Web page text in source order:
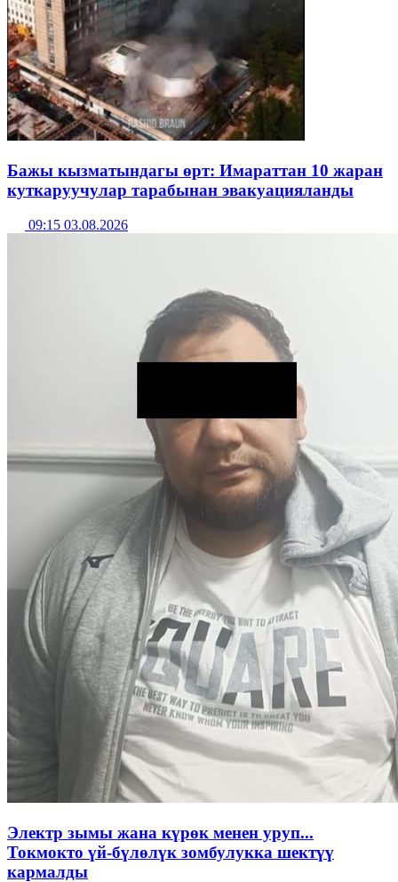
Бажы кызматындагы өрт: Имараттан 10 жаран
куткаруучулар тарабынан эвакуацияланды
09:15 03.08.2026
Электр зымы жана күрөк менен уруп...
Токмокто үй-бүлөлүк зомбулукка шектүү
кармалды